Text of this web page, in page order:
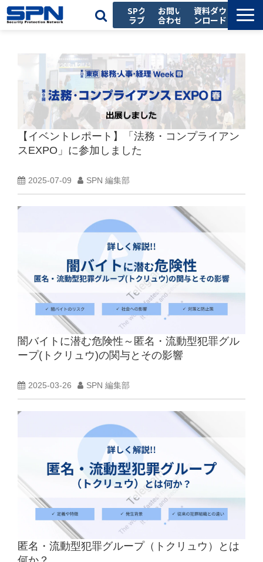
SPク
ラブ
お問い
合わせ
資料ダウ
ンロード
サービス一覧
導入事例
お役立ち記事
セミナー
会社情報
【イベントレポート】「法務・コンプライアン
スEXPO」に参加しました
2025-07-09 SPN 編集部
闇バイトに潜む危険性～匿名・流動型犯罪グル
ープ(トクリュウ)の関与とその影響
2025-03-26 SPN 編集部
匿名・流動型犯罪グループ（トクリュウ）とは